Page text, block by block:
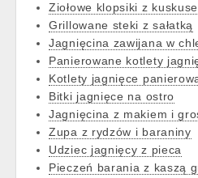
Ziołowe klopsiki z
Grillowane steki z sałatką
Jagnięcina zawijana w
Panierowane kotlety
Kotlety jagnięce
Bitki jagnięce na ostro
Jagnięcina z makiem i
Zupa z rydzów i baraniny
Udziec jagnięcy z pieca
Pieczeń barania z kaszą